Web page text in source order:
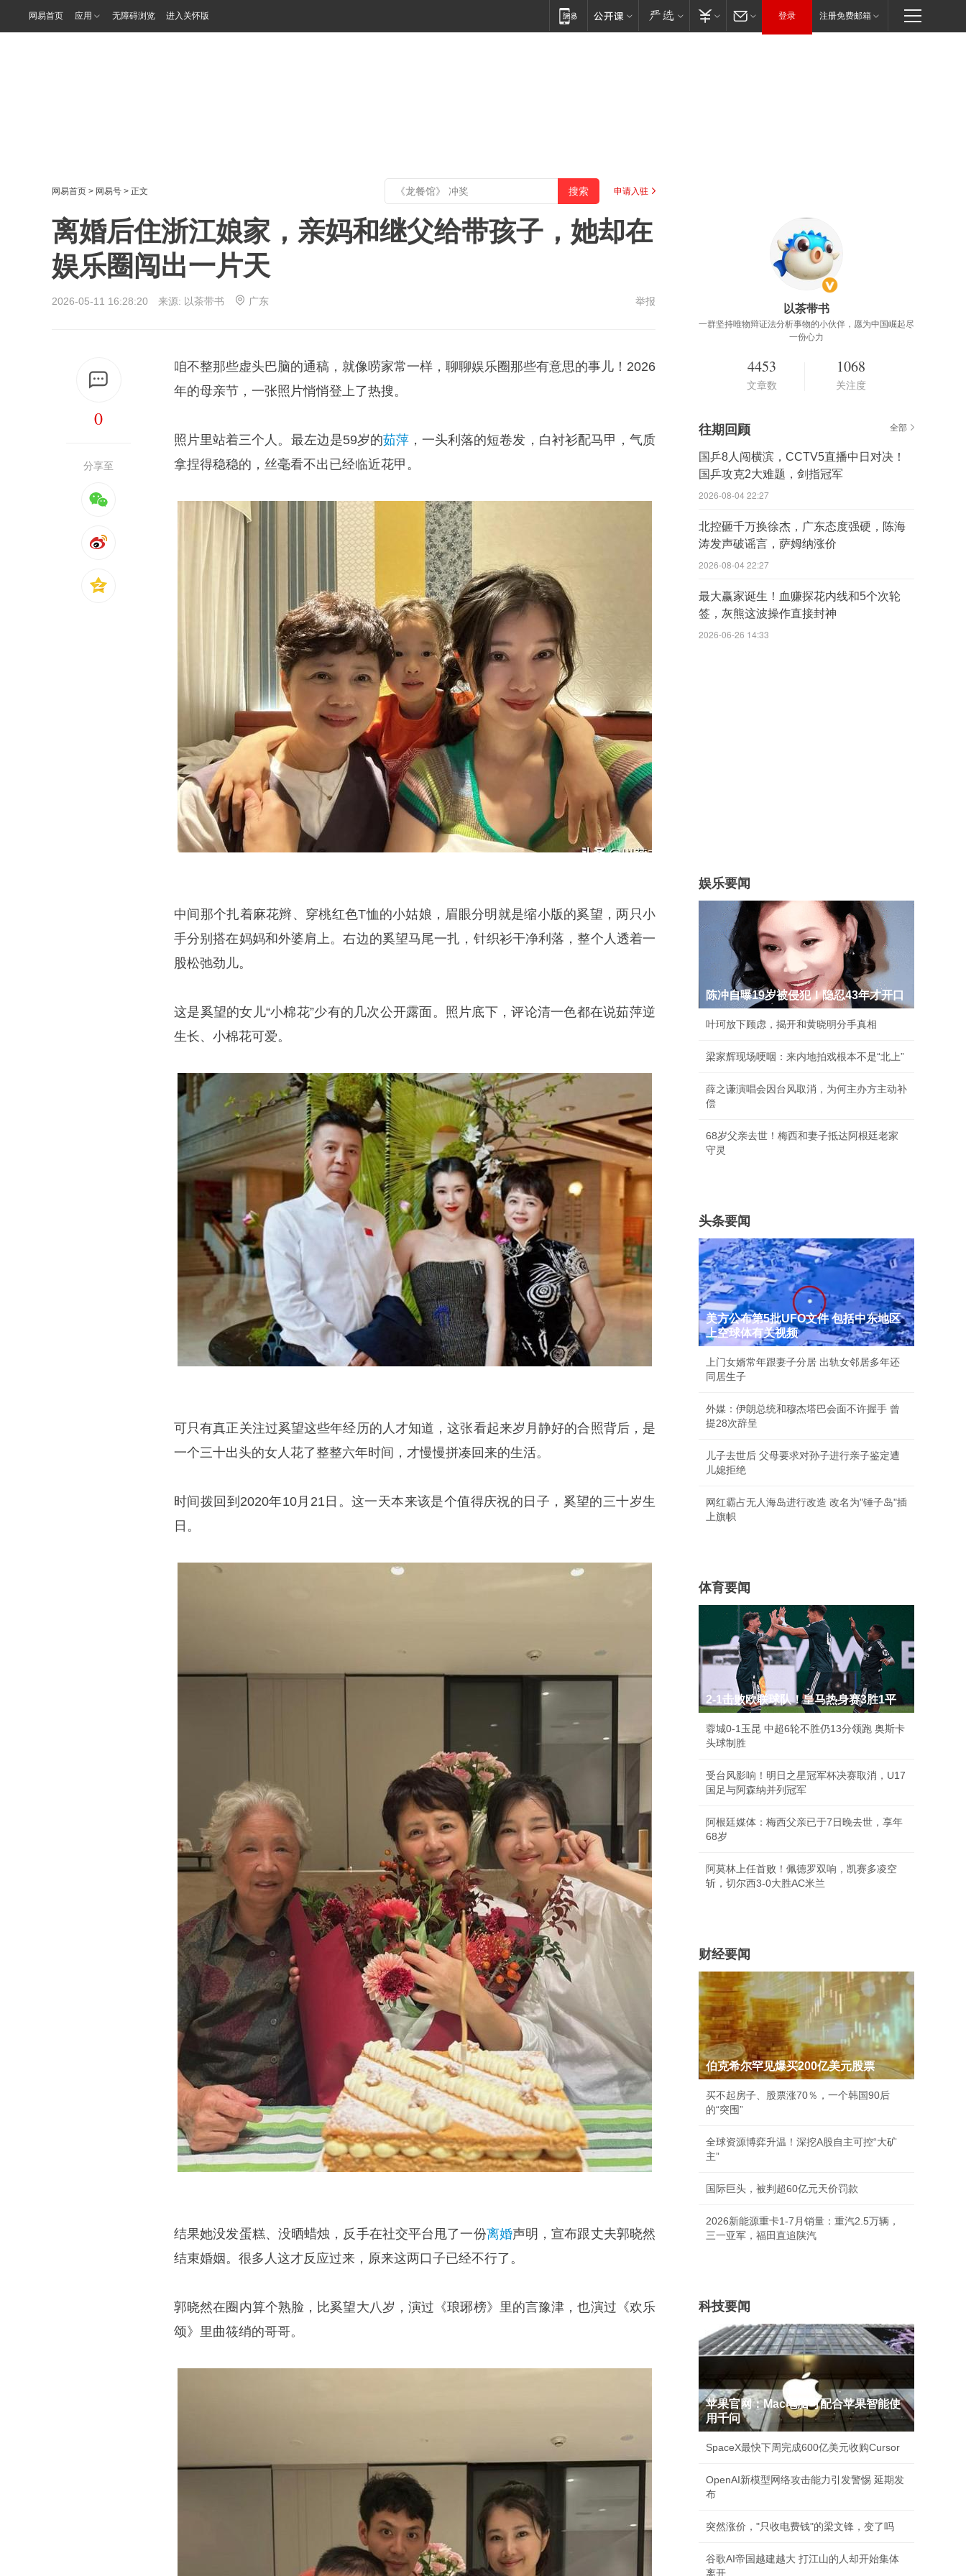
网易首页 应用 无障碍浏览 进入关怀版 登录 注册免费邮箱
网易首页 > 网易号 > 正文 申请入驻
离婚后住浙江娘家，亲妈和继父给带孩子，她却在
娱乐圈闯出一片天
2026-05-11 16:28:20 来源: 以茶带书 广东 举报
0
分享至
咱不整那些虚头巴脑的通稿，就像唠家常一样，聊聊娱乐圈那些有意思的事儿！2026
年的母亲节，一张照片悄悄登上了热搜。
照片里站着三个人。最左边是59岁的茹萍 ，一头利落的短卷发，白衬衫配马甲，气质
拿捏得稳稳的，丝毫看不出已经临近花甲。
中间那个扎着麻花辫、穿桃红色T恤的小姑娘，眉眼分明就是缩小版的奚望，两只小
手分别搭在妈妈和外婆肩上。右边的奚望马尾一扎，针织衫干净利落，整个人透着一
股松弛劲儿。
这是奚望的女儿“小棉花”少有的几次公开露面。照片底下，评论清一色都在说茹萍逆
生长、小棉花可爱。
可只有真正关注过奚望这些年经历的人才知道，这张看起来岁月静好的合照背后，是
一个三十出头的女人花了整整六年时间，才慢慢拼凑回来的生活。
时间拨回到2020年10月21日。这一天本来该是个值得庆祝的日子，奚望的三十岁生
日。
结果她没发蛋糕、没晒蜡烛，反手在社交平台甩了一份离婚声明，宣布跟丈夫郭晓然
结束婚姻。很多人这才反应过来，原来这两口子已经不行了。
郭晓然在圈内算个熟脸，比奚望大八岁，演过《琅琊榜》里的言豫津，也演过《欢乐
颂》里曲筱绡的哥哥。
以茶带书
一群坚持唯物辩证法分析事物的小伙伴，愿为中国崛起尽
一份心力
4453
文章数
1068
关注度
往期回顾 全部
国乒8人闯横滨，CCTV5直播中日对决！
国乒攻克2大难题，剑指冠军
2026-08-04 22:27
北控砸千万换徐杰，广东态度强硬，陈海
涛发声破谣言，萨姆纳涨价
2026-08-04 22:27
最大赢家诞生！血赚探花内线和5个次轮
签，灰熊这波操作直接封神
2026-06-26 14:33
娱乐要闻
陈冲自曝19岁被侵犯！隐忍43年才开口
叶珂放下顾虑，揭开和黄晓明分手真相
梁家辉现场哽咽：来内地拍戏根本不是“北上”
薛之谦演唱会因台风取消，为何主办方主动补
偿
68岁父亲去世！梅西和妻子抵达阿根廷老家
守灵
头条要闻
美方公布第5批UFO文件 包括中东地区
上空球体有关视频
上门女婿常年跟妻子分居 出轨女邻居多年还
同居生子
外媒：伊朗总统和穆杰塔巴会面不许握手 曾
提28次辞呈
儿子去世后 父母要求对孙子进行亲子鉴定遭
儿媳拒绝
网红霸占无人海岛进行改造 改名为"锤子岛"插
上旗帜
体育要闻
2-1击败欧联球队！皇马热身赛3胜1平
蓉城0-1玉昆 中超6轮不胜仍13分领跑 奥斯卡
头球制胜
受台风影响！明日之星冠军杯决赛取消，U17
国足与阿森纳并列冠军
阿根廷媒体：梅西父亲已于7日晚去世，享年
68岁
阿莫林上任首败！佩德罗双响，凯赛多凌空
斩，切尔西3-0大胜AC米兰
财经要闻
伯克希尔罕见爆买200亿美元股票
买不起房子、股票涨70％，一个韩国90后
的“突围”
全球资源博弈升温！深挖A股自主可控“大矿
主”
国际巨头，被判超60亿元天价罚款
2026新能源重卡1-7月销量：重汽2.5万辆，
三一亚军，福田直追陕汽
科技要闻
苹果官网：Mac电脑可配合苹果智能使
用千问
SpaceX最快下周完成600亿美元收购Cursor
OpenAI新模型网络攻击能力引发警惕 延期发
布
突然涨价，"只收电费钱"的梁文锋，变了吗
谷歌AI帝国越建越大 打江山的人却开始集体
离开